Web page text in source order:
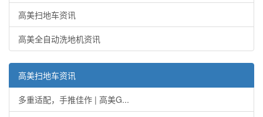
高美扫地车资讯
高美全自动洗地机资讯
高美扫地车资讯
多重适配，手推佳作 | 高美G...